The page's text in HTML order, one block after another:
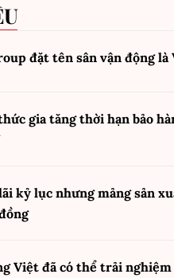
đặt tên sân vận động là
gia tăng thời hạn bảo
kỷ lục nhưng mảng sản
Việt đã có thể trải nghiệm